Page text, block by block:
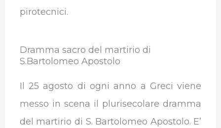
pirotecnici.
Dramma sacro del martirio di
S.Bartolomeo Apostolo
Il 25 agosto di ogni anno a Greci viene
messo in scena il plurisecolare dramma
del martirio di S. Bartolomeo Apostolo. E’